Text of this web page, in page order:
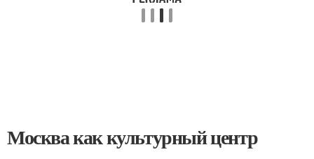
Москва как культурный центр